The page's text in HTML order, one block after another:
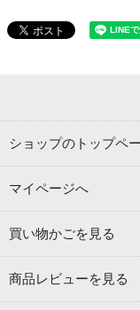
ショップのトップペ
マイページへ
買い物かごを見る
商品レビューを見る